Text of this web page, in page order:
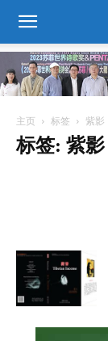
主页 标签 紫影
标签: 紫影